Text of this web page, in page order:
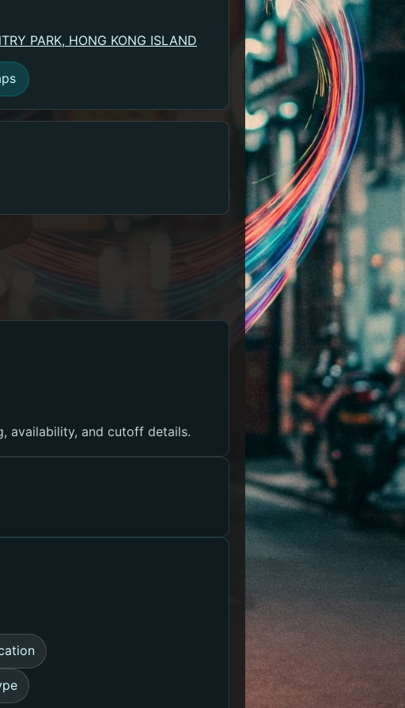
PARK, HONG KONG ISLAND
availability, and cutoff details.